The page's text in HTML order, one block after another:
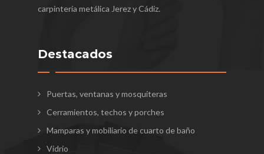
carpintería metálica Jerez y Cádiz.
Destacados
Puertas, ventanas y mosquiteras
Cerramientos, techos y porches
Mamparas y mobiliario de cuarto de baño
Vidrio